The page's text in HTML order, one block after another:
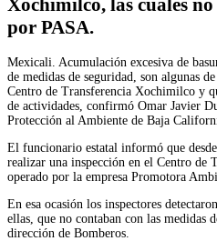
Xochimilco, las cuales
por PASA.
Mexicali. Acumulación excesiva de
de medidas de seguridad, son algunas
Centro de Transferencia Xochimilco y
de actividades, confirmó Omar Javier
Protección al Ambiente de Baja
El funcionario estatal informó que
realizar una inspección en el Centro de
operado por la empresa Promotora
En esa ocasión los inspectores
ellas, que no contaban con las medidas
dirección de Bomberos.